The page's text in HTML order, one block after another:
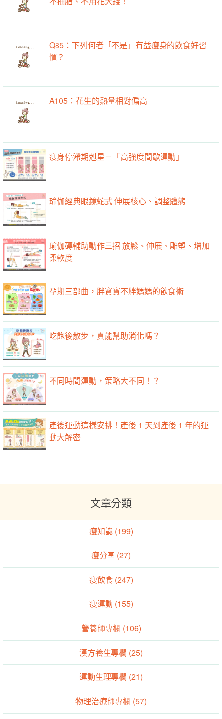
Q85：下列何者「不是」有益瘦身的飲食好習
慣？
A105：花生的熱量相對偏高
瘦身停滯期剋星－「高強度間歇運動」
瑜伽經典眼鏡蛇式 伸展核心、調整體態
瑜伽磚輔助動作三招 放鬆、伸展、雕塑、增加
柔軟度
孕期三部曲，胖寶寶不胖媽媽的飲食術
吃飽後散步，真能幫助消化嗎？
不同時間運動，策略大不同！？
產後運動這樣安排！產後 1 天到產後 1 年的運
動大解密
文章分類
瘦知識 (199)
瘦分享 (27)
瘦飲食 (247)
瘦運動 (155)
營養師專欄 (106)
漢方養生專欄 (25)
運動生理專欄 (21)
物理治療師專欄 (57)